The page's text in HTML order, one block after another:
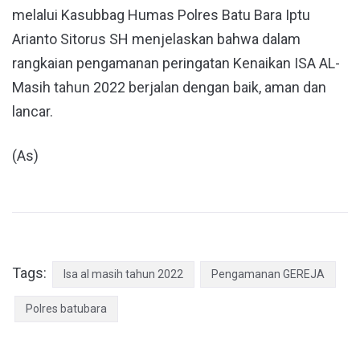
melalui Kasubbag Humas Polres Batu Bara Iptu
Arianto Sitorus SH menjelaskan bahwa dalam
rangkaian pengamanan peringatan Kenaikan ISA AL-
Masih tahun 2022 berjalan dengan baik, aman dan
lancar.
(As)
Tags: Isa al masih tahun 2022 Pengamanan GEREJA
Polres batubara